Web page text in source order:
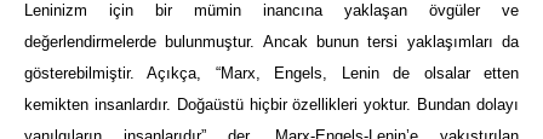
Leninizm için bir mümin inancına yaklaşan övgüler ve
değerlendirmelerde bulunmuştur. Ancak bunun tersi yaklaşımları da
gösterebilmiştir. Açıkça, “Marx, Engels, Lenin de olsalar etten
kemikten insanlardır. Doğaüstü hiçbir özellikleri yoktur. Bundan dolayı